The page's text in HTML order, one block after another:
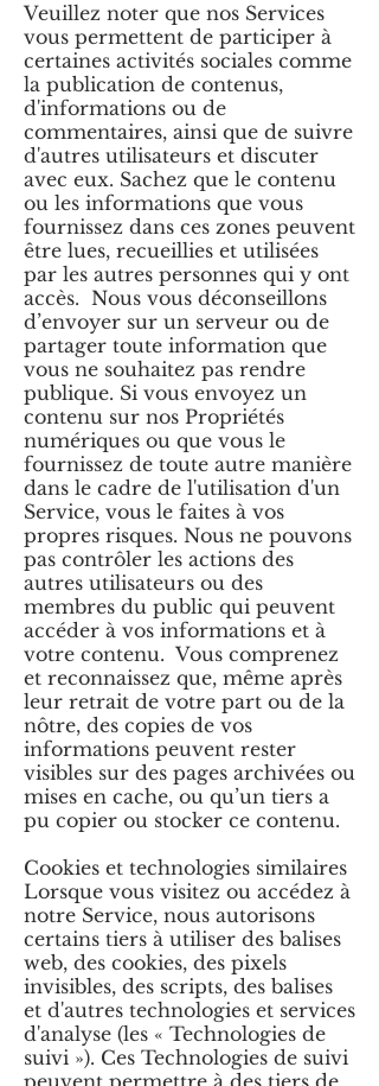
Veuillez noter que nos Services
vous permettent de participer à
certaines activités sociales comme
la publication de contenus,
d'informations ou de
commentaires, ainsi que de suivre
d'autres utilisateurs et discuter
avec eux. Sachez que le contenu
ou les informations que vous
fournissez dans ces zones peuvent
être lues, recueillies et utilisées
par les autres personnes qui y ont
accès. Nous vous déconseillons
d’envoyer sur un serveur ou de
partager toute information que
vous ne souhaitez pas rendre
publique. Si vous envoyez un
contenu sur nos Propriétés
numériques ou que vous le
fournissez de toute autre manière
dans le cadre de l'utilisation d'un
Service, vous le faites à vos
propres risques. Nous ne pouvons
pas contrôler les actions des
autres utilisateurs ou des
membres du public qui peuvent
accéder à vos informations et à
votre contenu. Vous comprenez
et reconnaissez que, même après
leur retrait de votre part ou de la
nôtre, des copies de vos
informations peuvent rester
visibles sur des pages archivées ou
mises en cache, ou qu’un tiers a
pu copier ou stocker ce contenu.
Cookies et technologies similaires
Lorsque vous visitez ou accédez à
notre Service, nous autorisons
certains tiers à utiliser des balises
web, des cookies, des pixels
invisibles, des scripts, des balises
et d'autres technologies et services
d'analyse (les « Technologies de
suivi »). Ces Technologies de suivi
peuvent permettre à des tiers de